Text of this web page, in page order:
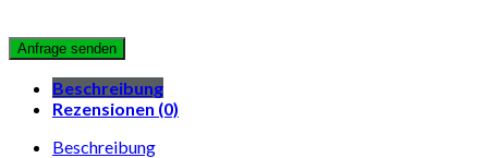
Beschreibung
Rezensionen (0)
Beschreibung